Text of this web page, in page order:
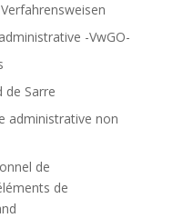
-VwGO-
de Sarre
administrative non
de
de